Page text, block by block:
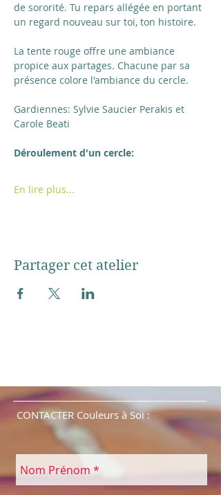
de sororité. Tu repars allégée en portant
un regard nouveau sur toi, ton histoire.
La tente rouge offre une ambiance
propice aux partages. Chacune par sa
présence colore l'ambiance du cercle.
Gardiennes: Sylvie Saucier Perakis et
Carole Beati
Déroulement d'un cercle:
En lire plus...
Partager cet atelier
CONTACTER Couleurs à Soi :